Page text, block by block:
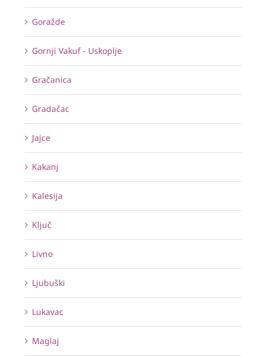
Goražde
Gornji Vakuf - Uskoplje
Gračanica
Gradačac
Jajce
Kakanj
Kalesija
Ključ
Livno
Ljubuški
Lukavac
Maglaj